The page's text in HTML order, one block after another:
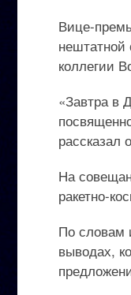
Вице-
нештатной
коллегии
«Завтра в
рассказал
На
ракетно-
По словам
выводах,